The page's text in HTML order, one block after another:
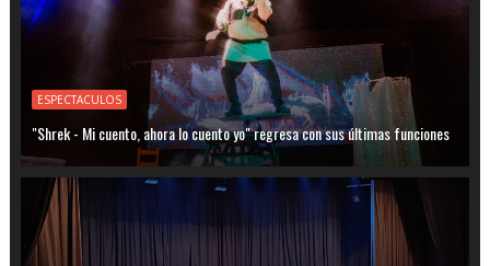
ESPECTACULOS
"Shrek - Mi cuento, ahora lo cuento yo" regresa con sus últimas funciones